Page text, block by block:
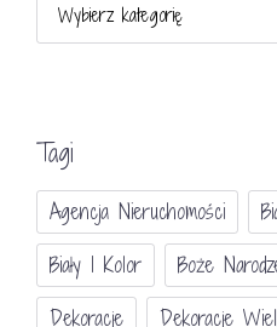
Tagi
Agencja Nieruchomości
Biały I Kolor
Boże
Dekoracje
Dekoracje